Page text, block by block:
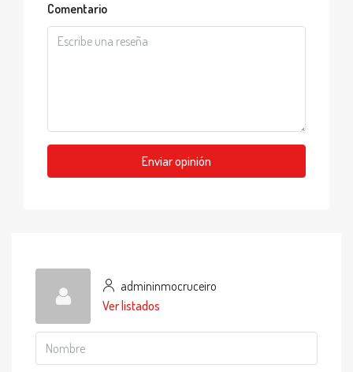
Comentario
Enviar opinión
admininmocruceiro
Ver listados